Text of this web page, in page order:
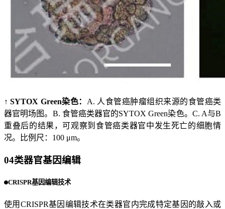
↑ SYTOX Green染色： A. 人食管癌肿瘤组织来源的食管癌类
器官明场图。B. 食管癌类器官的SYTOX Green染色。C. A与B
重叠后的结果，可观察到食管癌类器官中发生死亡的细胞情
况。比例尺：100 μm。
04类器官基因编辑
CRISPR基因编辑技术
使用CRISPR基因编辑技术在类器官内完成特定基因的敲入或